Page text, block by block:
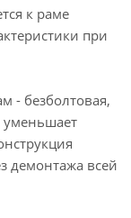
к раме
при
- безболтовая,
уменьшает
демонтажа всей